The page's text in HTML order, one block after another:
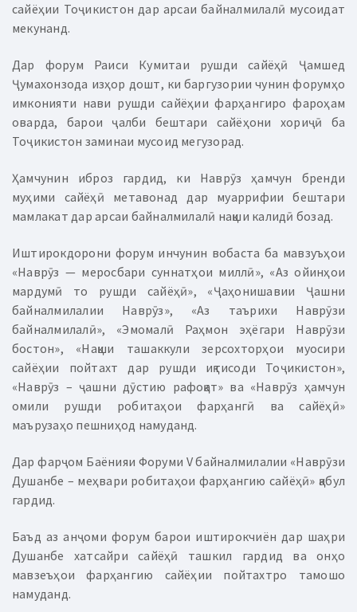
сайёҳии Тоҷикистон дар арсаи байналмилалӣ мусоидат
мекунанд.
Дар форум Раиси Кумитаи рушди сайёҳӣ Ҷамшед
Ҷумахонзода изҳор дошт, ки баргузории чунин форумҳо
имконияти нави рушди сайёҳии фарҳангиро фароҳам
оварда, барои ҷалби бештари сайёҳони хориҷӣ ба
Тоҷикистон заминаи мусоид мегузорад.
Ҳамчунин иброз гардид, ки Наврӯз ҳамчун бренди
муҳими сайёҳӣ метавонад дар муаррифии бештари
мамлакат дар арсаи байналмилалӣ нақши калидӣ бозад.
Иштирокдорони форум инчунин вобаста ба мавзуъҳои
«Наврӯз — меросбари суннатҳои миллӣ», «Аз ойинҳои
мардумӣ то рушди сайёҳӣ», «Ҷаҳонишавии Ҷашни
байналмилалии Наврӯз», «Аз таърихи Наврӯзи
байналмилалӣ», «Эмомалӣ Раҳмон эҳёгари Наврӯзи
бостон», «Нақши ташаккули зерсохторҳои муосири
сайёҳии пойтахт дар рушди иқтисоди Тоҷикистон»,
«Наврӯз – ҷашни дӯстию рафоқат» ва «Наврӯз ҳамчун
омили рушди робитаҳои фарҳангӣ ва сайёҳӣ»
маърузаҳо пешниҳод намуданд.
Дар фарҷом Баёнияи Форуми V байналмилалии «Наврӯзи
Душанбе – меҳвари робитаҳои фарҳангию сайёҳӣ» қабул
гардид.
Баъд аз анҷоми форум барои иштирокчиён дар шаҳри
Душанбе хатсайри сайёҳӣ ташкил гардид ва онҳо
мавзеъҳои фарҳангию сайёҳии пойтахтро тамошо
намуданд.